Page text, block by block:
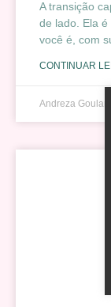
A transição
de lado. Ela
você é, com
CONTINUAR
Andreza Goulart